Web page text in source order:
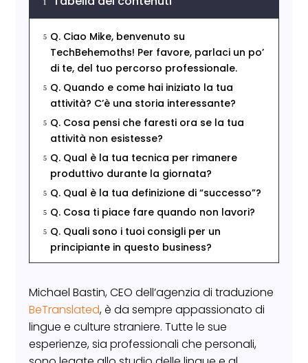
5 Q. Ciao Mike, benvenuto su
TechBehemoths! Per favore, parlaci un po’
di te, del tuo percorso professionale.
5 Q. Quando e come hai iniziato la tua
attività? C’è una storia interessante?
5 Q. Cosa pensi che faresti ora se la tua
attività non esistesse?
5 Q. Qual è la tua tecnica per rimanere
produttivo durante la giornata?
5 Q. Qual è la tua definizione di “successo”?
5 Q. Cosa ti piace fare quando non lavori?
5 Q. Quali sono i tuoi consigli per un
principiante in questo business?
Michael Bastin, CEO dell’agenzia di traduzione
BeTranslated, è da sempre appassionato di
lingue e culture straniere. Tutte le sue
esperienze, sia professionali che personali,